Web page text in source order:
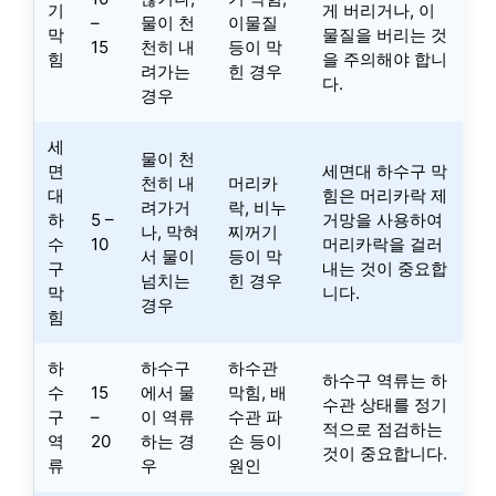
기
막
힘
–
15
물이 천
천히 내
려가는
경우
이물질
등이 막
힌 경우
게 버리거나, 이
물질을 버리는 것
을 주의해야 합니
다.
세
면
대
하
수
구
막
힘
5 –
10
물이 천
천히 내
려가거
나, 막혀
서 물이
넘치는
경우
머리카
락, 비누
찌꺼기
등이 막
힌 경우
세면대 하수구 막
힘은 머리카락 제
거망을 사용하여
머리카락을 걸러
내는 것이 중요합
니다.
하
수
구
역
류
15
–
20
하수구
에서 물
이 역류
하는 경
우
하수관
막힘, 배
수관 파
손 등이
원인
하수구 역류는 하
수관 상태를 정기
적으로 점검하는
것이 중요합니다.